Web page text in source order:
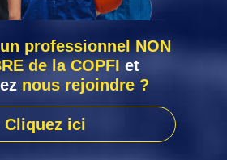
un professionnel NON
de la COPFI et
nous rejoindre ?
Cliquez ici